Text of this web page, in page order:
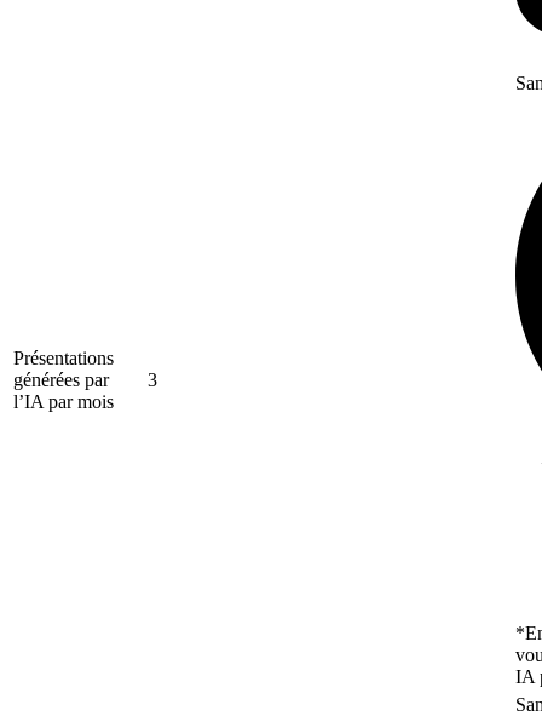
Présentations
générées par
l’IA par mois
3
IA